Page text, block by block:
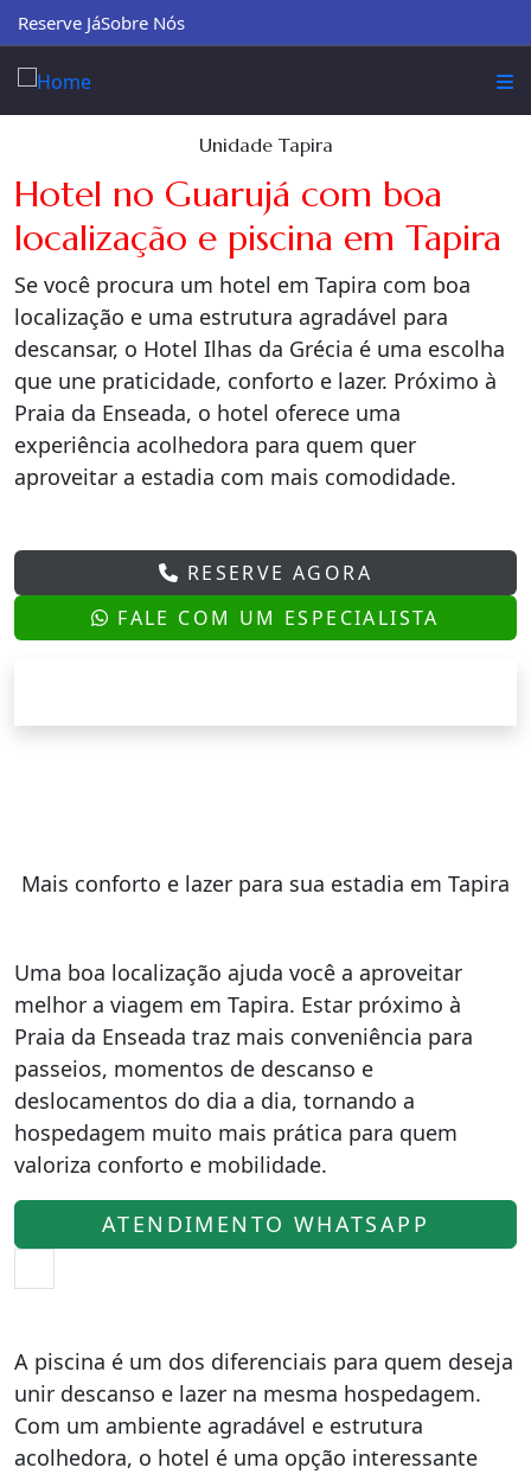
Reserve JáSobre Nós
Unidade Tapira
Hotel no Guarujá com boa
localização e piscina em Tapira
Se você procura um hotel em Tapira com boa
localização e uma estrutura agradável para
descansar, o Hotel Ilhas da Grécia é uma escolha
que une praticidade, conforto e lazer. Próximo à
Praia da Enseada, o hotel oferece uma
experiência acolhedora para quem quer
aproveitar a estadia com mais comodidade.
RESERVE AGORA
FALE COM UM ESPECIALISTA
Mais conforto e lazer para sua estadia em Tapira
Uma boa localização ajuda você a aproveitar
melhor a viagem em Tapira. Estar próximo à
Praia da Enseada traz mais conveniência para
passeios, momentos de descanso e
deslocamentos do dia a dia, tornando a
hospedagem muito mais prática para quem
valoriza conforto e mobilidade.
ATENDIMENTO WHATSAPP
A piscina é um dos diferenciais para quem deseja
unir descanso e lazer na mesma hospedagem.
Com um ambiente agradável e estrutura
acolhedora, o hotel é uma opção interessante